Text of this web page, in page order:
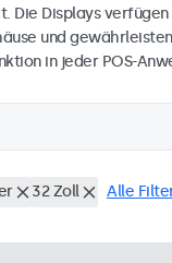
Die Displays
und
in jeder POS-
32 Zoll Alle